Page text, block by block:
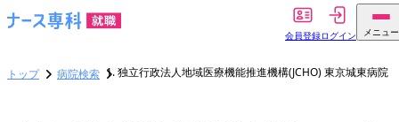
会員登録ログイン メニュー
トップ 病院検索 独立行政法人地域医療機能推進機構(JCHO) 東京城東病院